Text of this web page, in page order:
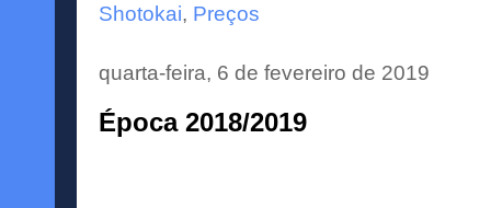
Shotokai, Preços
quarta-feira, 6 de fevereiro de 2019
Época 2018/2019